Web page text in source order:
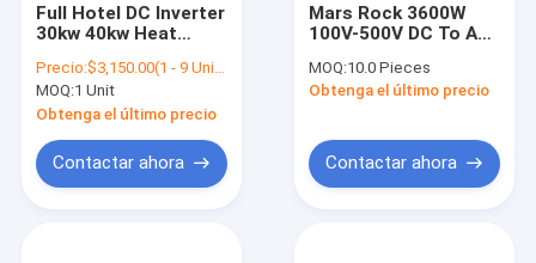
Full Hotel DC Inverter
30kw 40kw Heat
Heat Pump
Precio:$3,150.00(1 - 9 Units) $3,100.00(10 - 49 Units) $3,050.00(>=50 Units)
MOQ:1 Unit
Obtenga el último precio
Contactar ahora
Mars Rock 3600W
100V-500V DC To AC
Single Phase 2 MPPT
On Grid Hybrid Solar
580*330*217mm
MOQ:10.0 Pieces
Obtenga el último precio
Contactar ahora